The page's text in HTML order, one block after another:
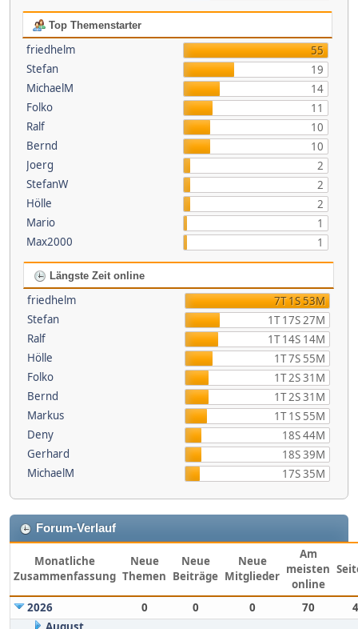
Top Themenstarter
friedhelm
55
Stefan
19
MichaelM
14
Folko
11
Ralf
10
Bernd
10
Joerg
2
StefanW
2
Hölle
2
Mario
1
Max2000
1
Längste Zeit online
friedhelm
7T 1S 53M
Stefan
1T 17S 27M
Ralf
1T 14S 14M
Hölle
1T 7S 55M
Folko
1T 2S 31M
Bernd
1T 2S 31M
Markus
1T 1S 55M
Deny
18S 44M
Gerhard
18S 39M
MichaelM
17S 35M
Forum-Verlauf
Monatliche
Zusammenfassung
Neue
Themen
Neue
Beiträge
Neue
Mitglieder
Am
meisten
online
2026 0 0 0 70